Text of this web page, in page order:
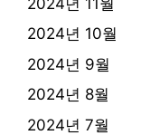
2024년 10월
2024년 9월
2024년 8월
2024년 7월